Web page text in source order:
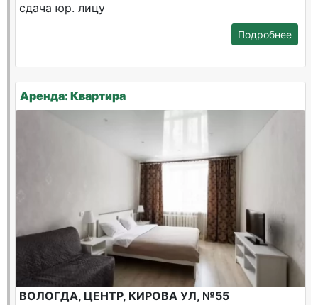
сдача юр. лицу
Подробнее
Аренда: Квартира
ВОЛОГДА, ЦЕНТР, КИРОВА УЛ, №55